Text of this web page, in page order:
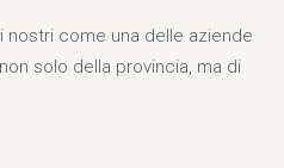
nostri come una delle aziende
solo della provincia, ma di